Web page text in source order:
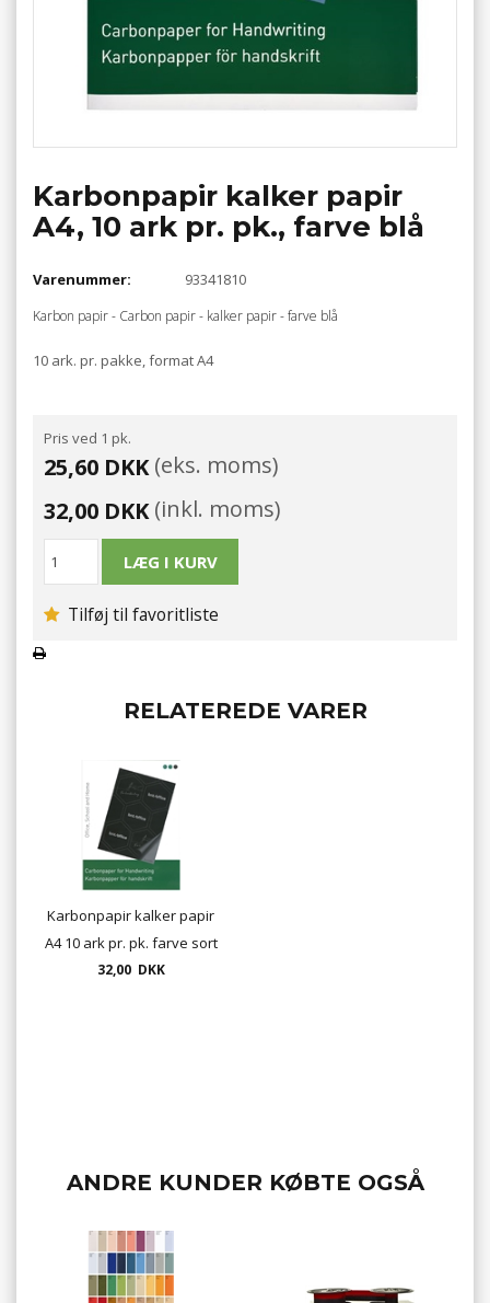
Karbonpapir kalker papir
A4, 10 ark pr. pk., farve blå
Varenummer: 93341810
Karbon papir - Carbon papir - kalker papir - farve blå
10 ark. pr. pakke, format A4
Pris ved 1 pk.
25,60 DKK(eks. moms)
32,00 DKK(inkl. moms)
Tilføj til favoritliste
RELATEREDE VARER
Karbonpapir kalker papir
A4 10 ark pr. pk. farve sort
32,00 DKK
ANDRE KUNDER KØBTE OGSÅ